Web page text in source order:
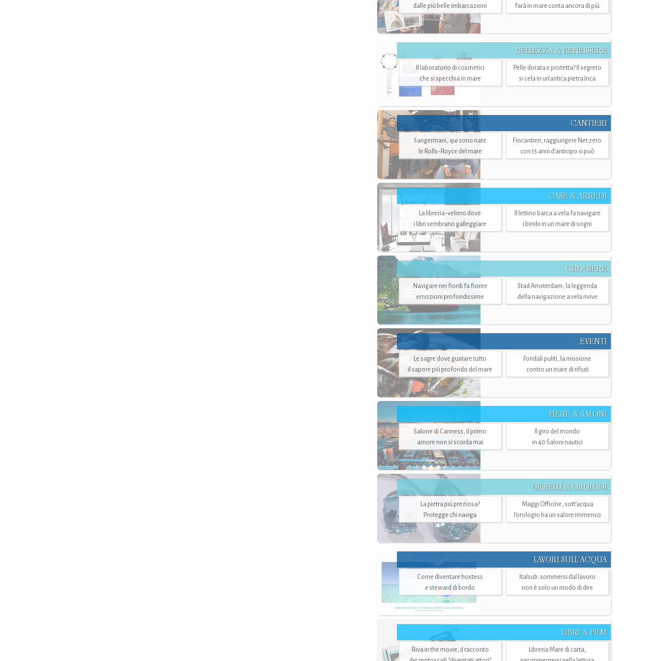
dalle più belle imbarcazioni
farà in mare conta ancora di più
BELLEZZA & BENESSERE
Il laboratorio di cosmetici
che si specchia in mare
Pelle dorata e protetta? Il segreto
si cela in un’antica pietra Inca
CANTIERI
Sangermani, qui sono nate
le Rolls-Royce del mare
Fincantieri, raggiungere Net zero
con 15 anni d'anticipo si può
CASE & ARREDI
La libreria-veliero dove
i libri sembrano galleggiare
Il lettino barca a vela fa navigare
i bimbi in un mare di sogni
CROCIERE
Navigare nei fiordi fa fiorire
emozioni profondissime
Stad Amsterdam, la leggenda
della navigazione a vela rivive
EVENTI
Le sagre dove gustare tutto
il sapore più profondo del mare
Fondali puliti, la missione
contro un mare di rifiuti
FIERE & SALONI
Salone di Canness, il primo
amore non si scorda mai
Il giro del mondo
in 40 Saloni nautici
GIOIELLI & OROLOGI
La pietra più preziosa?
Protegge chi naviga
Maggi Officine, sott’acqua
l'orologio ha un valore immenso
LAVORI SULL’ACQUA
Come diventare hostess
e steward di bordo
Italsub: sommersi dal lavoro
non è solo un modo di dire
LIBRI & FILM
Riva in the movie, il racconto
Libreria Mare di carta,